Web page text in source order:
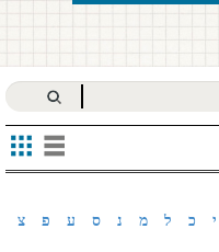
י כ ל מ נ ס ע פ
צ